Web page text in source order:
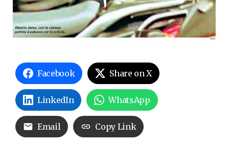
Facebook Share on X
LinkedIn WhatsApp
Email Copy Link